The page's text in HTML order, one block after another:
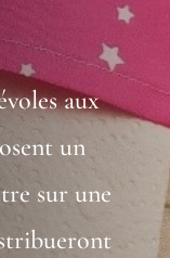
aux
un
sur une